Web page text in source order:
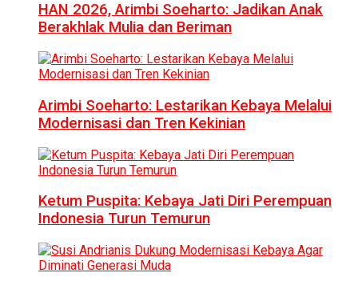
HAN 2026, Arimbi Soeharto: Jadikan Anak
Berakhlak Mulia dan Beriman
Arimbi Soeharto: Lestarikan Kebaya Melalui
Modernisasi dan Tren Kekinian
Ketum Puspita: Kebaya Jati Diri Perempuan
Indonesia Turun Temurun